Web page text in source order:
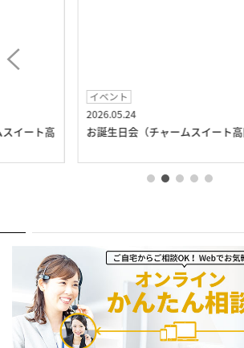
イート高
イベント
2026.05.24
お誕生日会（チャームスイート高